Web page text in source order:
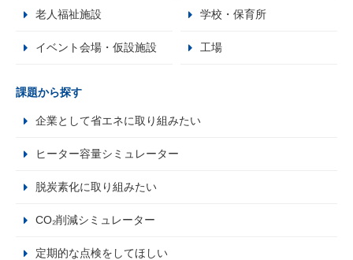
老人福祉施設 学校・保育所
イベント会場・仮設施設 工場
課題から探す
企業として省エネに取り組みたい
ヒーター容量シミュレーター
脱炭素化に取り組みたい
CO₂削減シミュレーター
定期的な点検をしてほしい